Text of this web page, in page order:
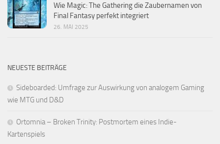
Wie Magic: The Gathering die Zaubernamen von
Final Fantasy perfekt integriert
26. MAI 2025
NEUESTE BEITRÄGE
Sideboarded: Umfrage zur Auswirkung von analogem Gaming
wie MTG und D&D
Ortomnia – Broken Trinity: Postmortem eines Indie-
Kartenspiels